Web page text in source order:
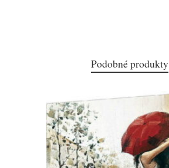
Podobné produkty